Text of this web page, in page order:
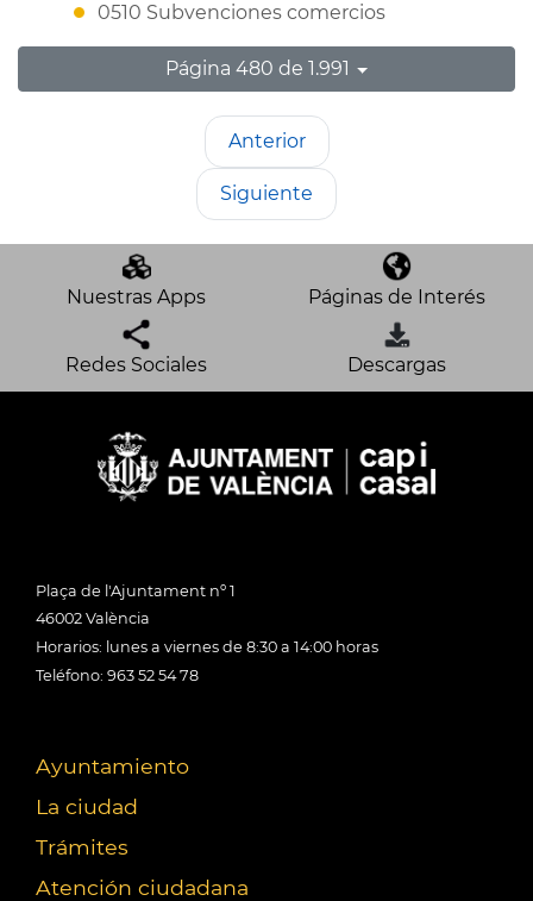
0510 Subvenciones comercios
Página 480 de 1.991
Anterior
Siguiente
Nuestras Apps Páginas de Interés
Redes Sociales Descargas
Plaça de l'Ajuntament nº 1
46002 València
Horarios: lunes a viernes de 8:30 a 14:00 horas
Teléfono: 963 52 54 78
Ayuntamiento
La ciudad
Trámites
Atención ciudadana